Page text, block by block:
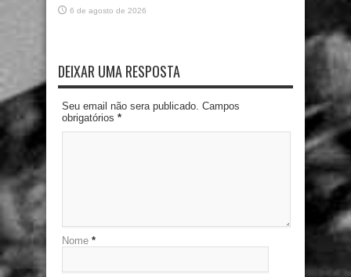
6 de agosto de 2026
DEIXAR UMA RESPOSTA
Seu email não sera publicado. Campos
obrigatórios *
Nome *